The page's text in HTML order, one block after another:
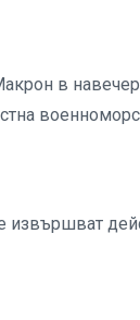
в
извършват